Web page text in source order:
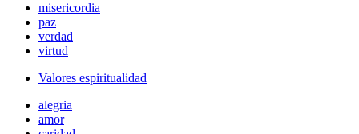
misericordia
paz
verdad
virtud
Valores espiritualidad
alegria
amor